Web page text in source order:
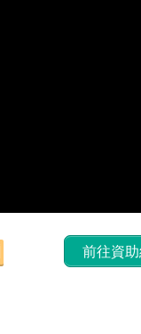
前往資